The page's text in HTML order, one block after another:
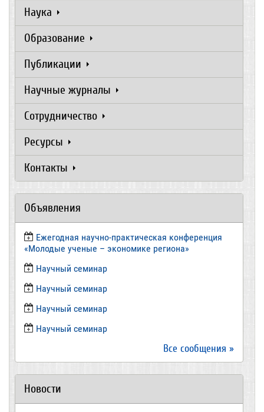
Наука
Образование
Публикации
Научные журналы
Сотрудничество
Ресурсы
Контакты
Объявления
Ежегодная научно-практическая конференция
«Молодые ученые – экономике региона»
​Научный семинар
​Научный семинар
Научный семинар
​Научный семинар
Все сообщения »
Новости